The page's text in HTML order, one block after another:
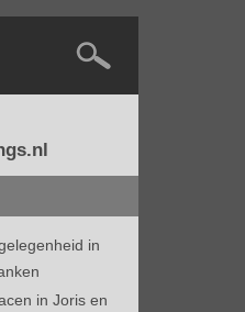
in
in Joris en